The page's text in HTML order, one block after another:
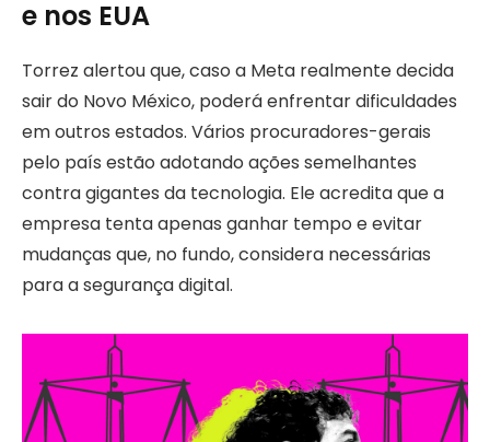
e nos EUA
Torrez alertou que, caso a Meta realmente decida
sair do Novo México, poderá enfrentar dificuldades
em outros estados. Vários procuradores-gerais
pelo país estão adotando ações semelhantes
contra gigantes da tecnologia. Ele acredita que a
empresa tenta apenas ganhar tempo e evitar
mudanças que, no fundo, considera necessárias
para a segurança digital.